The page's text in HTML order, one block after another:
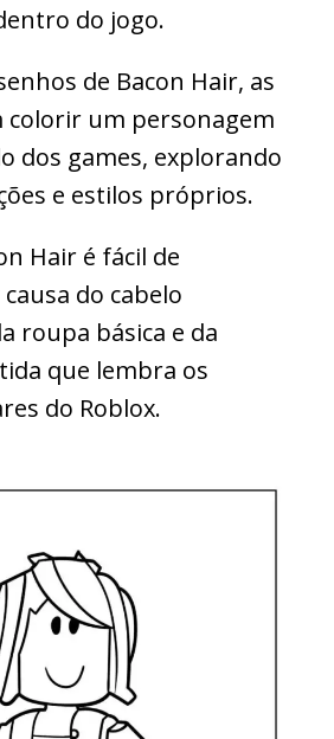
do jogo.
de Bacon Hair, as
colorir um personagem
dos games, explorando
e estilos próprios.
Hair é fácil de
do cabelo
roupa básica e da
que lembra os
do Roblox.